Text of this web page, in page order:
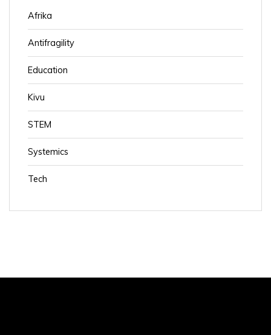
Afrika
Antifragility
Education
Kivu
STEM
Systemics
Tech